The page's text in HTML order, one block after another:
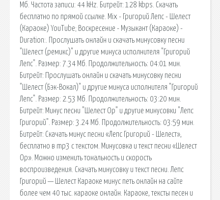
Мб. Частота записи: 44 kHz. Битрейт: 128 kbps. Cкачать
бесплатно по прямой ссылке. Mix - Григорий Лепс - Шелест
(Караоке) YouTube; Воскресение - Музыкант (Караоке) -
Duration:. Прослушать онлайн и скачать минусовку песни
"Шелест (ремикс)" и другие минуса исполнителя "Григорий
Лепс". Размер: 7.34 Мб. Продолжительность: 04:01 мин.
Битрейт: Прослушать онлайн и скачать минусовку песни
"Шелест (Бэк-Вокал)" и другие минуса исполнителя "Григорий
Лепс". Размер: 2.53 Мб. Продолжительность: 03:20 мин.
Битрейт: Минус песни "Шелест Ор" и другие минусовки "Лепс
Григорий". Размер: 3.24 Мб. Продолжительность: 03:59 мин.
Битрейт: Скачать минус песни «Лепс Григорий - Шелест»,
бесплатно в mp3 с текстом. Минусовка и текст песни «Шелест
Ор». Можно изменить тональность и скорость
воспроизведения. Скачать минусовку и текст песни. Лепс
Григорий — Шелест Караоке минус петь онлайн на сайте
более чем 40 тыс. караоке онлайн. Караоке, тексты песен и